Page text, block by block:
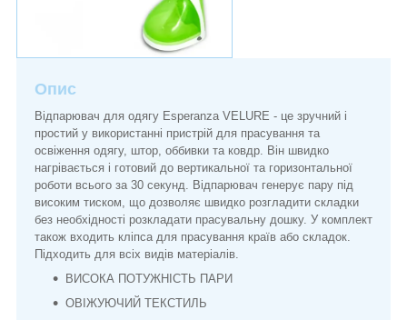
Опис
Відпарювач для одягу Esperanza VELURE - це зручний і
простий у використанні пристрій для прасування та
освіження одягу, штор, оббивки та ковдр. Він швидко
нагрівається і готовий до вертикальної та горизонтальної
роботи всього за 30 секунд. Відпарювач генерує пару під
високим тиском, що дозволяє швидко розгладити складки
без необхідності розкладати прасувальну дошку. У комплект
також входить кліпса для прасування країв або складок.
Підходить для всіх видів матеріалів.
ВИСОКА ПОТУЖНІСТЬ ПАРИ
ОВІЖУЮЧИЙ ТЕКСТИЛЬ